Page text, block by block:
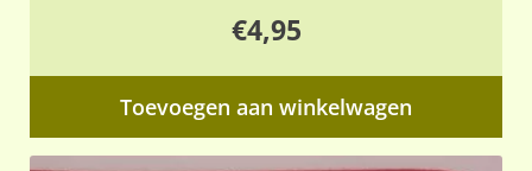
€4,95
Toevoegen aan winkelwagen